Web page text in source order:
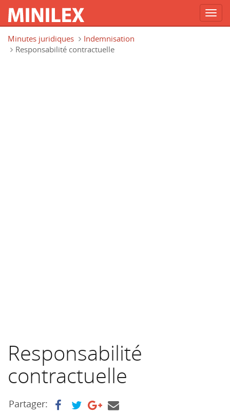
Minutes juridiques
Indemnisation
Responsabilité contractuelle
Responsabilité
contractuelle
Partager: